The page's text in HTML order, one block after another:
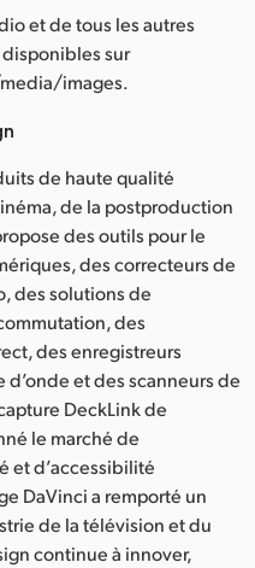
et de tous les autres
sur
images.
de haute qualité
de la postproduction
des outils pour le
des correcteurs de
des solutions de
des
des enregistreurs
et des scanneurs de
DeckLink de
le marché de
et d’accessibilité
DaVinci a remporté un
de la télévision et du
continue à innover,